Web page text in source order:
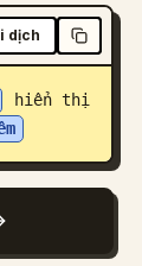
dịch
hiển thị